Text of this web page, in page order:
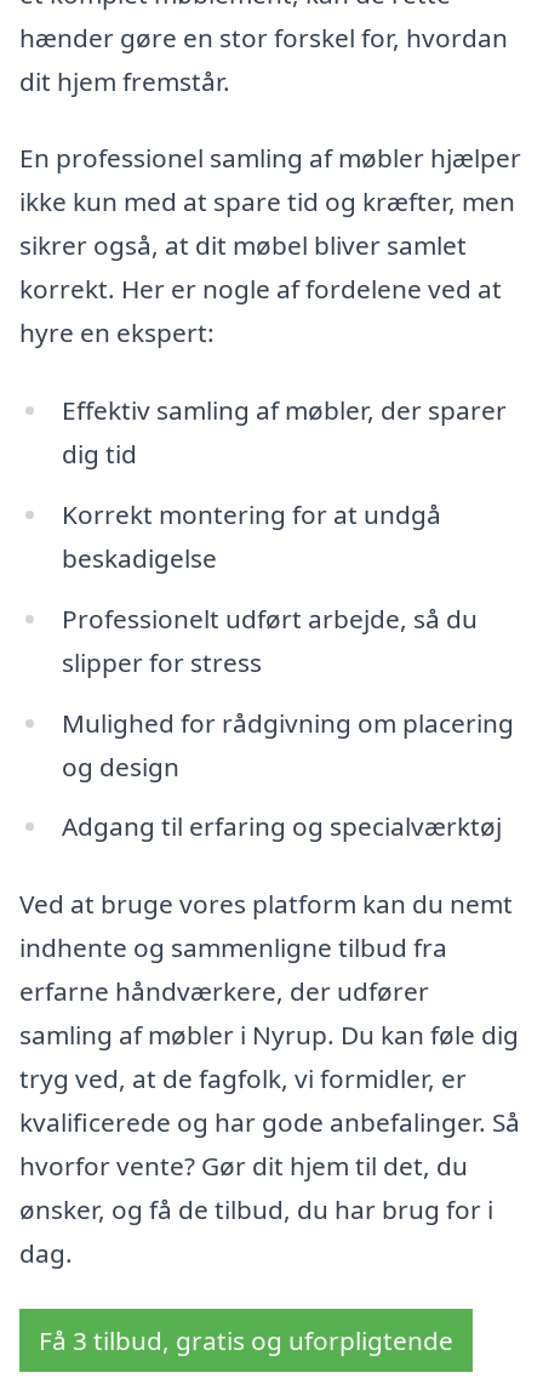
hænder gøre en stor forskel for, hvordan
dit hjem fremstår.
En professionel samling af møbler hjælper
ikke kun med at spare tid og kræfter, men
sikrer også, at dit møbel bliver samlet
korrekt. Her er nogle af fordelene ved at
hyre en ekspert:
Effektiv samling af møbler, der sparer
dig tid
Korrekt montering for at undgå
beskadigelse
Professionelt udført arbejde, så du
slipper for stress
Mulighed for rådgivning om placering
og design
Adgang til erfaring og specialværktøj
Ved at bruge vores platform kan du nemt
indhente og sammenligne tilbud fra
erfarne håndværkere, der udfører
samling af møbler i Nyrup. Du kan føle dig
tryg ved, at de fagfolk, vi formidler, er
kvalificerede og har gode anbefalinger. Så
hvorfor vente? Gør dit hjem til det, du
ønsker, og få de tilbud, du har brug for i
dag.
Få 3 tilbud, gratis og uforpligtende